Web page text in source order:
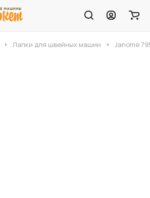
Лапки для швейных машин Janome